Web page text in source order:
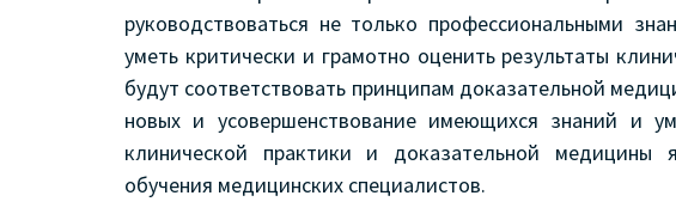
руководствоваться не только профессиональными
уметь критически и грамотно оценить результаты
будут соответствовать принципам доказательной
новых и усовершенствование имеющихся знаний и
клинической практики и доказательной медицины
обучения медицинских специалистов.